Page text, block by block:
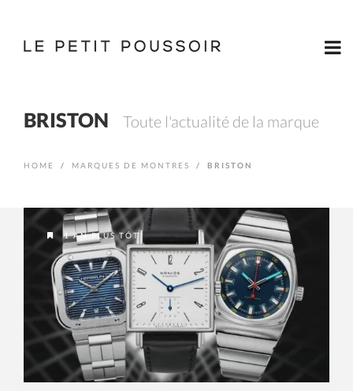
BRISTON Toute l'actualité de la marque
HOME / MARQUES DE MONTRES / BRISTON
1 AN PLUS TÔT